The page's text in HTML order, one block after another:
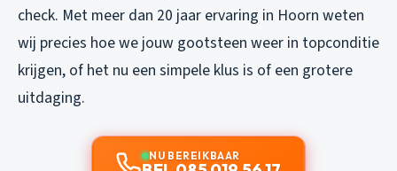
check. Met meer dan 20 jaar ervaring in Hoorn weten
wij precies hoe we jouw gootsteen weer in topconditie
krijgen, of het nu een simpele klus is of een grotere
uitdaging.
NU BEREIKBAAR